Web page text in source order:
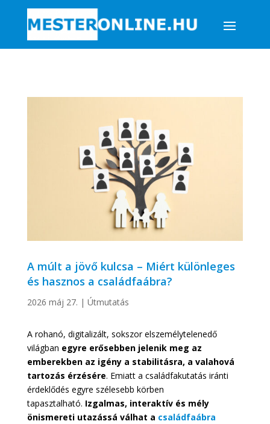
A múlt a jövő kulcsa – Miért különleges
és hasznos a családfaábra?
2026 máj 27. | Útmutatás
A rohanó, digitalizált, sokszor elszemélytelenedő
világban egyre erősebben jelenik meg az
emberekben az igény a stabilitásra, a valahová
tartozás érzésére. Emiatt a családfakutatás iránti
érdeklődés egyre szélesebb körben
tapasztalható. Izgalmas, interaktív és mély
önismereti utazássá válhat a családfaábra